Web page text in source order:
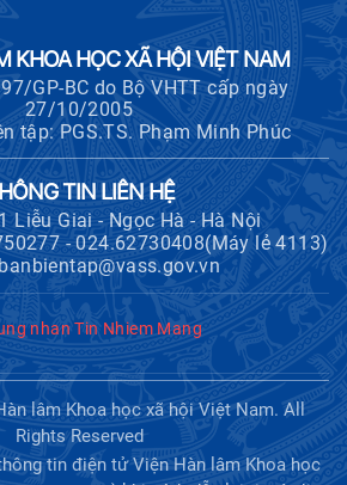
Hàn lâm
Nam làm việc
Chương trình
trọng điểm
tế Việt Nam
Thách thức,
phát triển"
về dữ liệu Viện
hội Việt Nam
gian phát
kỷ nguyên mới:
và lựa chọn
KHOA HỌC XÃ HỘI VIỆT NAM
GP-BC do Bộ VHTT cấp ngày
27/10/2005
tập: PGS.TS. Phạm Minh Phúc
TIN LIÊN HỆ
Liễu Giai - Ngọc Hà - Hà Nội
- 024.62730408(Máy lẻ 4113)
lâm Khoa học xã hội Việt Nam. All
Rights Reserved
tin điện tử Viện Hàn lâm Khoa học